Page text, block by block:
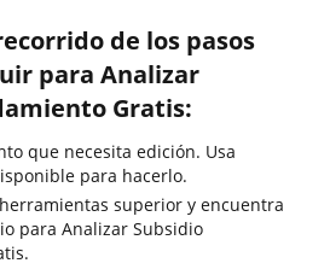
de los pasos
para Analizar
Gratis:
que necesita edición. Usa
para hacerlo.
superior y encuentra
para Analizar Subsidio